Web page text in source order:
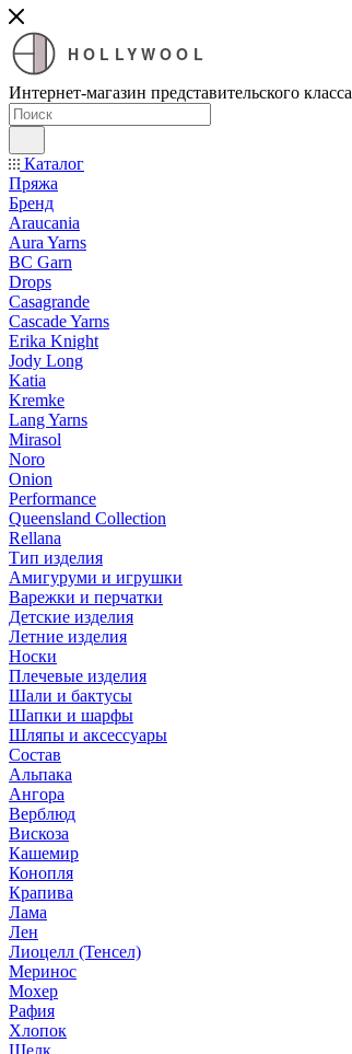
HOLLYWOOL
Интернет-магазин представительского класса
Каталог
Пряжа
Бренд
Araucania
Aura Yarns
BC Garn
Drops
Casagrande
Cascade Yarns
Erika Knight
Jody Long
Katia
Kremke
Lang Yarns
Mirasol
Noro
Onion
Performance
Queensland Collection
Rellana
Тип изделия
Амигуруми и игрушки
Варежки и перчатки
Детские изделия
Летние изделия
Носки
Плечевые изделия
Шали и бактусы
Шапки и шарфы
Шляпы и аксессуары
Состав
Альпака
Ангора
Верблюд
Вискоза
Кашемир
Конопля
Крапива
Лама
Лен
Лиоцелл (Тенсел)
Меринос
Мохер
Рафия
Хлопок
Шелк